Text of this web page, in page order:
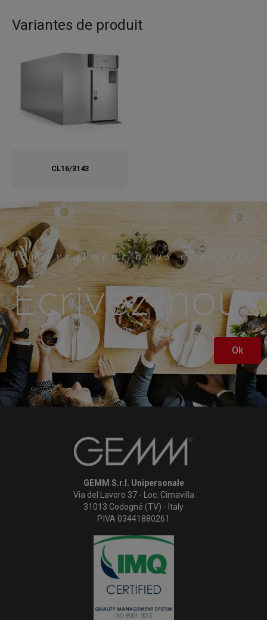
Variantes de produit
CL16/3143
Pour vraiment nous connaitre
Écrivez-nous
Ok
GEMM S.r.l. Unipersonale
Via del Lavoro 37 - Loc. Cimavilla
31013 Codogné (TV) - Italy
P.IVA 03441880261